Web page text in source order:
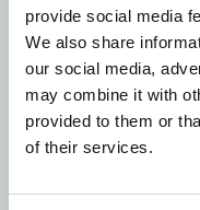
provide social media
We also share
our social media,
may combine it with
provided to them or
of their services.